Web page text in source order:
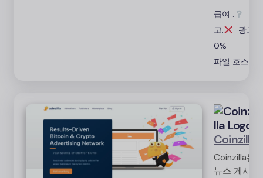
실시간 통계
및 수익 창출
기회 제공
급여 :
고:
광고:
0%
파일 호스팅
Coinzilla
Coinzilla는
뉴스 게시자